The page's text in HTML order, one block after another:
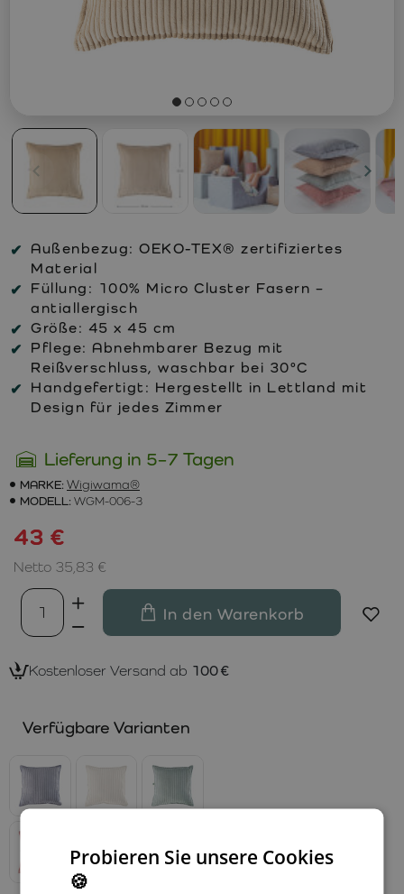
Außenbezug: OEKO-TEX® zertifiziertes
Material
Füllung: 100% Micro Cluster Fasern –
antiallergisch
Größe: 45 x 45 cm
Pflege: Abnehmbarer Bezug mit
Reißverschluss, waschbar bei 30°C
Handgefertigt: Hergestellt in Lettland mit
Design für jedes Zimmer
Lieferung in 5–7 Tagen
MARKE: Wigiwama®
MODELL: WGM-006-3
43 €
Netto 35,83 €
In den Warenkorb
Kostenloser Versand ab 100 €
Verfügbare Varianten
Probieren Sie unsere Cookies
🍪